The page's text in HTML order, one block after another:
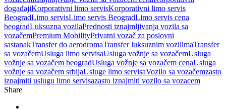
događajiKorporativni limo servisKorporativni limo servis
BeogradLimo servisLimo servis BeogradLimo servis cena
beogradLuksuzna vozilaPrednosti iznajmljivanja vozila sa
vozačemPremium MobilityPrivatni vozač za poslovni
sastanakTransfer do aerodromaTransfer luksuznim vozilimaTransfer
sa vozačemUsluga limo servisaUsluga vožnje sa vozačemUsluga
vožnje sa vozačem beogradUsluga vožnje sa vozačem cenaUsluga
vožnje sa vozačem srbijaUsluge limo servisaVozilo sa vozačemzasto
iznajmiti uslugu limo servisazasto iznajmiti vozilo sa vozacem
Share